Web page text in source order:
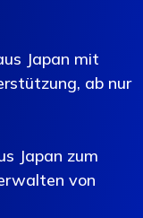
Japan mit
ab nur
Japan zum
von